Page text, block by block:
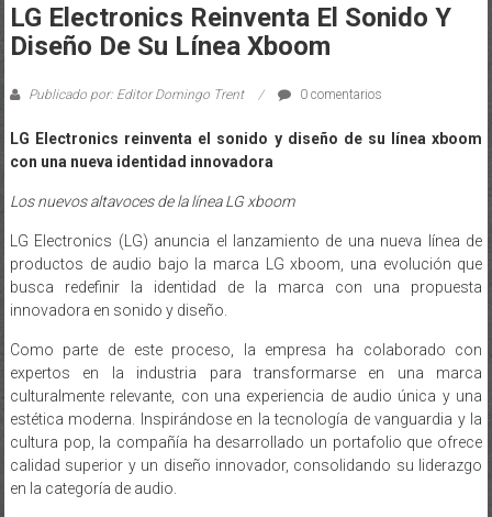
LG Electronics Reinventa El Sonido Y
Diseño De Su Línea Xboom
Publicado por: Editor Domingo Trent 0 comentarios
LG Electronics reinventa el sonido y diseño de su línea xboom
con una nueva identidad innovadora
Los nuevos altavoces de la línea LG xboom
LG Electronics (LG) anuncia el lanzamiento de una nueva línea de
productos de audio bajo la marca LG xboom, una evolución que
busca redefinir la identidad de la marca con una propuesta
innovadora en sonido y diseño.
Como parte de este proceso, la empresa ha colaborado con
expertos en la industria para transformarse en una marca
culturalmente relevante, con una experiencia de audio única y una
estética moderna. Inspirándose en la tecnología de vanguardia y la
cultura pop, la compañía ha desarrollado un portafolio que ofrece
calidad superior y un diseño innovador, consolidando su liderazgo
en la categoría de audio.